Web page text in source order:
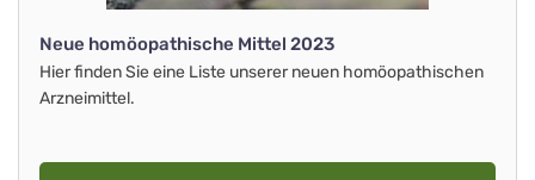
Neue homöopathische Mittel 2023
Hier finden Sie eine Liste unserer neuen homöopathischen
Arzneimittel.